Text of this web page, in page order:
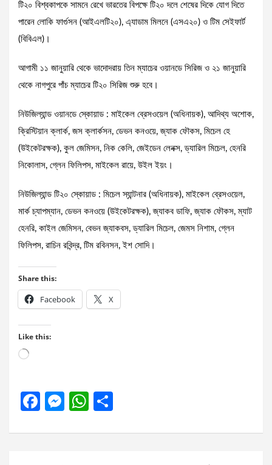
টি২০ বিশ্বকাপকে সামনে রেখে ভারতের বিপক্ষে টি২০ দলে শেষের দিকে যোগ দিতে
পারেন লোকি ফার্গুসন (আইএলটি২০), এ্যাডাম মিলনে (এসএ২০) ও টিম সেইফার্ট
(বিবিএল)।
আগামী ১১ জানুয়ারি থেকে ভাদোদরায় তিন ম্যাচের ওয়ানডে সিরিজ ও ২১ জানুয়ারি
থেকে নাগপুরে পাঁচ ম্যাচের টি২০ সিরিজ শুরু হবে।
নিউজিল্যান্ড ওয়ানডে স্কোয়াড : মাইকেল ব্রেসওয়েল (অধিনায়ক), আদিথ্য অশোক,
ক্রিস্টিয়ান ক্লার্ক, জস ক্লার্কসন, ডেভন কনওয়ে, জ্যাক ফৌকস, মিচেল হে
(উইকেটরক্ষক), কুল জেমিসন, নিক কেলি, জেইডেন লেনক্স, ড্যারিল মিচেল, হেনরি
নিকোলাস, গ্লেন ফিলিপস, মাইকেল রায়ে, উইল ইয়ং।
নিউজিল্যান্ড টি২০ স্কোয়াড : মিচেল স্যান্টনার (অধিনায়ক), মাইকেল ব্রেসওয়েল,
মার্ক চ্যাপম্যান, ডেভন কনওয়ে (উইকেটরক্ষক), জ্যাকব ডাফি, জ্যাক ফৌকস, ম্যাট
হেনরি, কাইল জেমিসন, বেভন জ্যাকবস, ড্যারিল মিচেল, জেমস নিশাম, গ্লেন
ফিলিপস, রাচিন রবিন্দ্র, টিম রবিনসন, ইশ সোদি।
Share this:
Facebook X
Like this:
Loading…
F
ce
M
se
W
at ar